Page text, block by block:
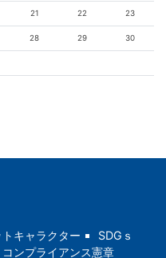
21 22 23
28 29 30
キャラクター
SDGｓ
コンプライアンス憲章